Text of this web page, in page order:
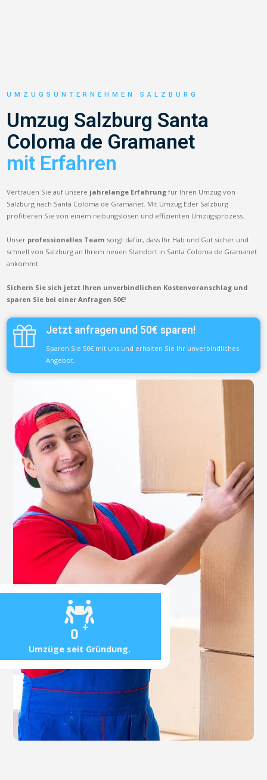
0 +
Umzüge seit Gründung.
UMZUGSUNTERNEHMEN SALZBURG
Umzug Salzburg Santa
Coloma de Gramanet
mit Erfahren
Vertrauen Sie auf unsere jahrelange Erfahrung für Ihren Umzug von
Salzburg nach Santa Coloma de Gramanet. Mit Umzug Eder Salzburg
profitieren Sie von einem reibungslosen und effizienten Umzugsprozess.
Unser professionelles Team sorgt dafür, dass Ihr Hab und Gut sicher und
schnell von Salzburg an Ihrem neuen Standort in Santa Coloma de Gramanet
ankommt.
Sichern Sie sich jetzt Ihren unverbindlichen Kostenvoranschlag und
sparen Sie bei einer Anfragen 50€!
Jetzt anfragen und 50€ sparen!
Sparen Sie 50€ mit uns und erhalten Sie Ihr unverbindliches
Angebot.